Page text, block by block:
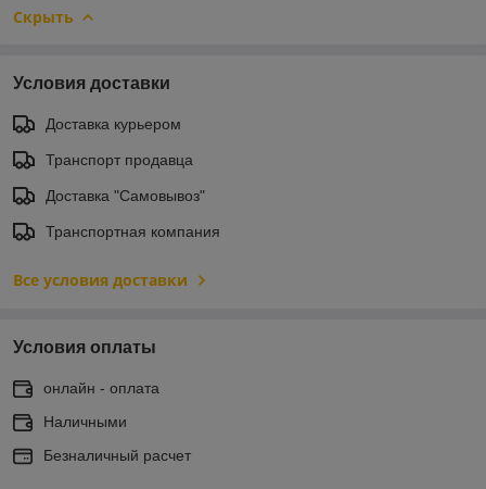
Скрыть
Условия доставки
Доставка курьером
Транспорт продавца
Доставка "Самовывоз"
Транспортная компания
Все условия доставки
Условия оплаты
онлайн - оплата
Наличными
Безналичный расчет